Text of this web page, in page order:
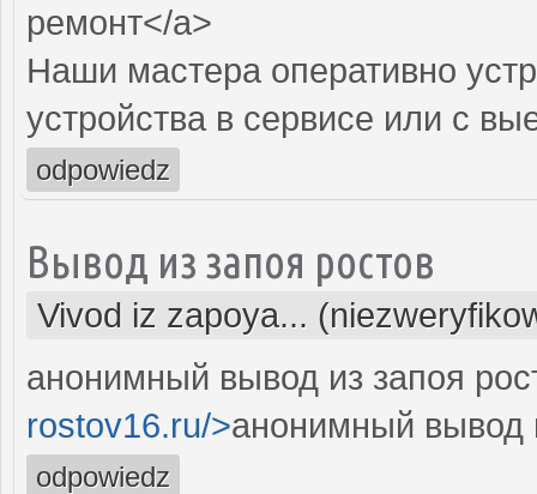
ремонт</a>
Наши мастера оперативно
устройства в сервисе или с
odpowiedz
Вывод из запоя ростов
Vivod iz zapoya...
анонимный вывод из запоя
rostov16.ru/>анонимный вывод
odpowiedz